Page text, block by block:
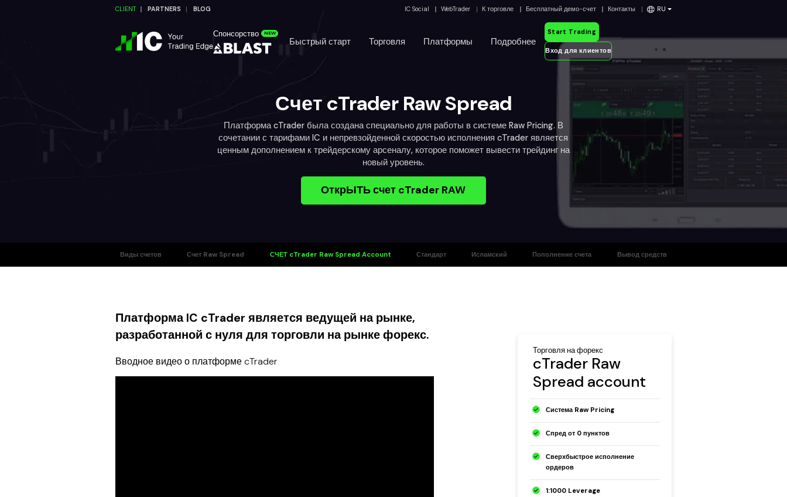
CLIENT PARTNERS BLOG IC Social WebTrader К торговле Бесплатный демо-счет Контакты RU
Спонсорство NEW
Быстрый старт Торговля Платформы Подробнее
Start Trading
Вход для клиентов
Счет cTrader Raw Spread
Платформа cTrader была создана специально для работы в системе Raw Pricing. В
сочетании с тарифами IC и непревзойденной скоростью исполнения cTrader является
ценным дополнением к трейдерскому арсеналу, которое поможет вывести трейдинг на
новый уровень.
ОткрЫТЬ счет cTrader RAW
Виды счетов Счет Raw Spread СЧЕТ cTrader Raw Spread Account Стандарт Исламский Пополнение счета Вывод средств
Платформа IC cTrader является ведущей на рынке,
разработанной с нуля для торговли на рынке форекс.
Вводное видео о платформе cTrader
Торговля на форекс
cTrader Raw
Spread account
Система Raw Pricing
Спред от 0 пунктов
Сверхбыстрое исполнение
ордеров
1:1000 Leverage